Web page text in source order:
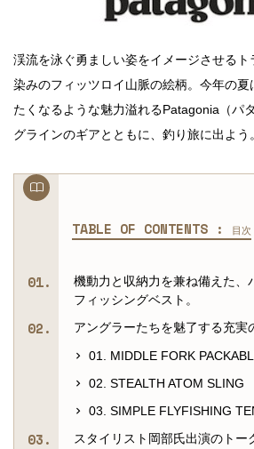
渓流を泳ぐ勇ましい姿をイメージさせるト
染みのフィッツロイ山脈の絵柄。今年の夏
たくなるような魅力溢れるPatagonia（パ
グラインのギアとともに、釣り旅に出よう。
TABLE OF CONTENTS : 目次
機動力と収納力を兼ね備えた、
フィッシングベスト。
アングラーたちを魅了する充実
01. MIDDLE FORK
02. STEALTH ATOM SLING
03. SIMPLE FLYFISHING
スタイリスト岡部氏出演のトー